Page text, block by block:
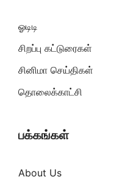
ஓடிடி
சிறப்பு கட்டுரைகள்
சினிமா செய்திகள்
தொலைக்காட்சி
பக்கங்கள்
About Us